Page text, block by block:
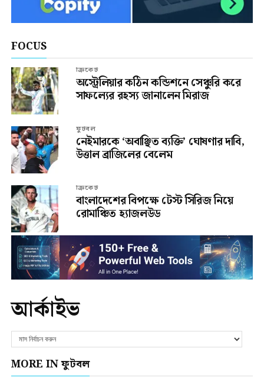
FOCUS
ক্রিকেট
অস্ট্রেলিয়ার কঠিন কন্ডিশনে সেঞ্চুরি করে
সাফল্যের রহস্য জানালেন মিরাজ
ফুটবল
নেইমারকে ‘অবাঞ্ছিত ব্যক্তি’ ঘোষণার দাবি,
উত্তাল ব্রাজিলের বেলেম
ক্রিকেট
বাংলাদেশের বিপক্ষে টেস্ট সিরিজ নিয়ে
রোমাঞ্চিত হ্যাজলউড
আর্কাইভ
MORE IN ফুটবল